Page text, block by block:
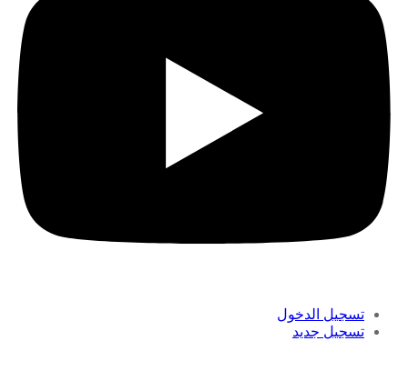
تسجيل الدخول
تسجيل جديد